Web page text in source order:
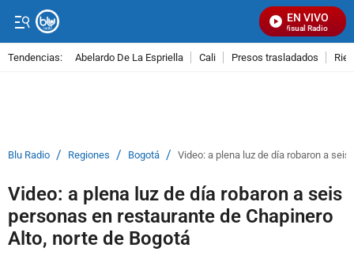
EN VIVO
Señal Visual Radio
Tendencias: Abelardo De La Espriella Cali Presos trasladados
Blu Radio / Regiones / Bogotá / Video: a plena luz de día robaron a
Video: a plena luz de día robaron a seis
personas en restaurante de Chapinero
Alto, norte de Bogotá